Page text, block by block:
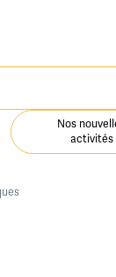
Nos
activités